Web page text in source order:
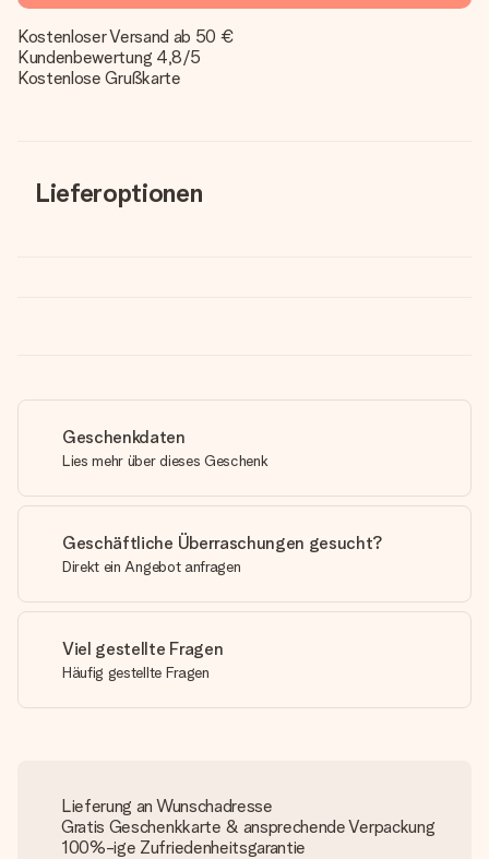
Kostenloser Versand ab 50 €
Kundenbewertung 4,8/5
Kostenlose Grußkarte
Lieferoptionen
Geschenkdaten
Lies mehr über dieses Geschenk
Geschäftliche Überraschungen gesucht?
Direkt ein Angebot anfragen
Viel gestellte Fragen
Häufig gestellte Fragen
Lieferung an Wunschadresse
Gratis Geschenkkarte & ansprechende Verpackung
100%-ige Zufriedenheitsgarantie